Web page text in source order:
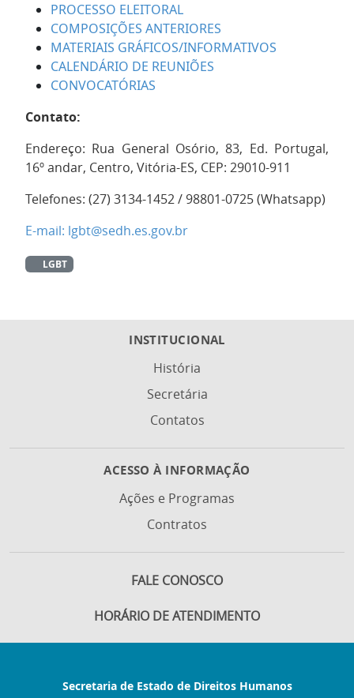
Presidente da
Câmara Técnica
Monitoramento,
Prevenção e
violência contra a
população LGBT+
Kassandro Silva
dos Santos
PROCESSO ELEITORAL
COMPOSIÇÕES ANTERIORES
MATERIAIS GRÁFICOS/INFORMATIVOS
CALENDÁRIO DE REUNIÕES
CONVOCATÓRIAS
Contato:
Endereço: Rua General Osório, 83, Ed. Portugal,
16º andar, Centro, Vitória-ES, CEP: 29010-911
Telefones: (27) 3134-1452 /98801-0725 (Whatsapp)
E-mail: lgbt@sedh.es.gov.br
LGBT
INSTITUCIONAL
História
Secretária
Contatos
ACESSO À INFORMAÇÃO
Ações e Programas
Contratos
FALE CONOSCO
HORÁRIO DE ATENDIMENTO
Secretaria de Estado de Direitos Humanos